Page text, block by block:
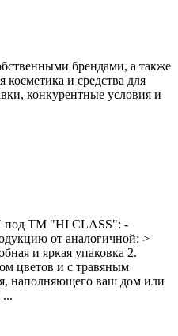
брендами, а также
и средства для
конкурентные условия и
под ТМ "HI CLASS": -
от аналогичной: >
и яркая упаковка 2.
цветов и с травяным
наполняющего ваш дом или